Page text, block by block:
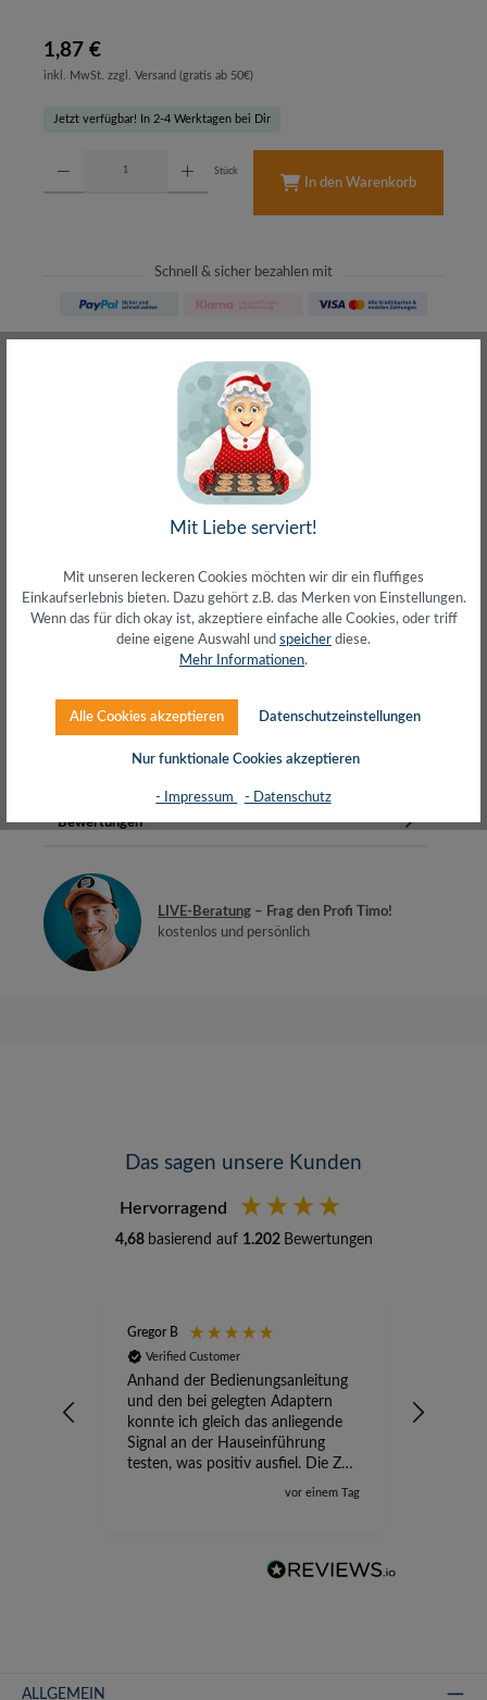
1,87 €
inkl. MwSt. zzgl. Versand (gratis ab 50€)
Jetzt verfügbar! In 2-4 Werktagen bei Dir
Stück
In den Warenkorb
Schnell & sicher bezahlen mit
meist direkt aus Waiblingen
30 Tage Rückgaberecht
ohne Risiko bestellen
– Frag den Profi!
kostenlos und persönlich
Über 20+ Jahre Erfahrung
wir wissen von was wir sprechen
Stahl)GeschirmtKunststoff-GehäuseFarb…
Bewertungen
LIVE-Beratung – Frag den Profi Timo!
kostenlos und persönlich
Das sagen unsere Kunden
Hervorragend
4,68 basierend auf 1.202 Bewertungen
Gregor B
Verified Customer
Anhand der Bedienungsanleitung
und den bei gelegten Adaptern
konnte ich gleich das anliegende
Signal an der Hauseinführung
testen, was positiv ausfiel. Die Zeit
der Ungewissheit ist jetzt vorbei,
vor einem Tag
ALLGEMEIN
Mit Liebe serviert!
Mit unseren leckeren Cookies möchten wir dir ein fluffiges
Einkaufserlebnis bieten. Dazu gehört z.B. das Merken von Einstellungen.
Wenn das für dich okay ist, akzeptiere einfache alle Cookies, oder triff
deine eigene Auswahl und speicher diese.
Mehr Informationen.
Alle Cookies akzeptieren Datenschutzeinstellungen
Nur funktionale Cookies akzeptieren
- Impressum - Datenschutz